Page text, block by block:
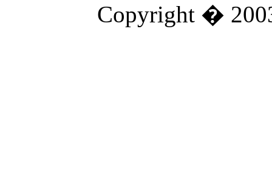
Copyright �